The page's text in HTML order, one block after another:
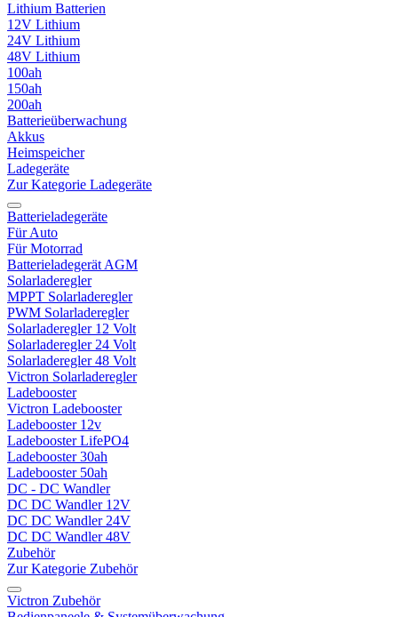
Lithium Batterien
12V Lithium
24V Lithium
48V Lithium
100ah
150ah
200ah
Batterieüberwachung
Akkus
Heimspeicher
Ladegeräte
Zur Kategorie Ladegeräte
Batterieladegeräte
Für Auto
Für Motorrad
Batterieladegerät AGM
Solarladeregler
MPPT Solarladeregler
PWM Solarladeregler
Solarladeregler 12 Volt
Solarladeregler 24 Volt
Solarladeregler 48 Volt
Victron Solarladeregler
Ladebooster
Victron Ladebooster
Ladebooster 12v
Ladebooster LifePO4
Ladebooster 30ah
Ladebooster 50ah
DC - DC Wandler
DC DC Wandler 12V
DC DC Wandler 24V
DC DC Wandler 48V
Zubehör
Zur Kategorie Zubehör
Victron Zubehör